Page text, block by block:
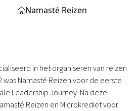
Namasté Reizen
in het organiseren van reizen
was Namasté Reizen voor de eerste
Leadership Journey. Na deze
Reizen en Microkrediet voor